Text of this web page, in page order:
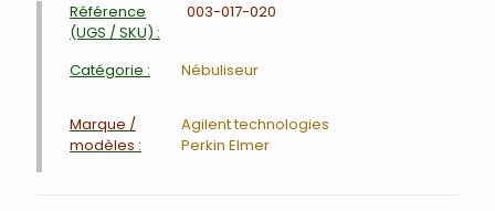
Référence
(UGS / SKU) :
003-017-020
Catégorie : Nébuliseur
Marque /
modèles :
Agilent technologies
Perkin Elmer